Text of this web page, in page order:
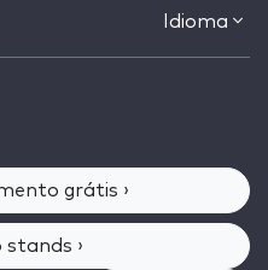
Idioma
grátis ›
›